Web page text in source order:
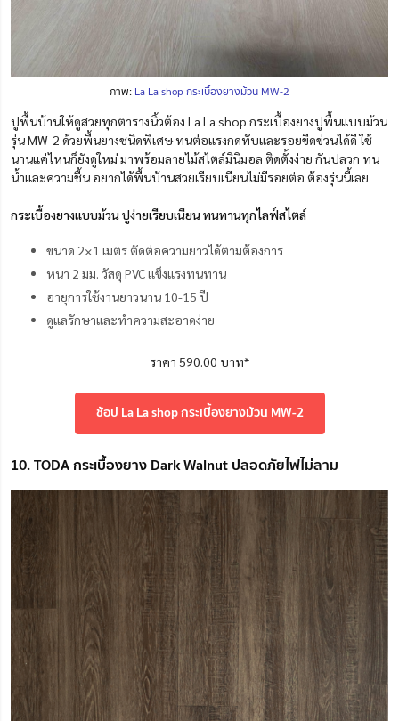
ภาพ: La La shop กระเบื้องยางม้วน MW-2
ปูพื้นบ้านให้ดูสวยทุกตารางนิ้วต้อง La La shop กระเบื้องยางปูพื้นแบบม้วน
รุ่น MW-2 ด้วยพื้นยางชนิดพิเศษ ทนต่อแรงกดทับและรอยขีดข่วนได้ดี ใช้
นานแค่ไหนก็ยังดูใหม่ มาพร้อมลายไม้สไตล์มินิมอล ติดตั้งง่าย กันปลวก ทน
น้ำและความชื้น อยากได้พื้นบ้านสวยเรียบเนียนไม่มีรอยต่อ ต้องรุ่นนี้เลย
กระเบื้องยางแบบม้วน ปูง่ายเรียบเนียน ทนทานทุกไลฟ์สไตล์
ขนาด 2×1 เมตร ตัดต่อความยาวได้ตามต้องการ
หนา 2 มม. วัสดุ PVC แข็งแรงทนทาน
อายุการใช้งานยาวนาน 10-15 ปี
ดูแลรักษาและทำความสะอาดง่าย
ราคา 590.00 บาท*
ช้อป La La shop กระเบื้องยางม้วน MW-2
10. TODA กระเบื้องยาง Dark Walnut ปลอดภัยไฟไม่ลาม